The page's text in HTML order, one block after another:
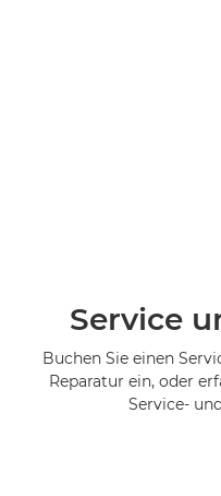
Service
Buchen Sie einen
Reparatur ein, oder
Service-